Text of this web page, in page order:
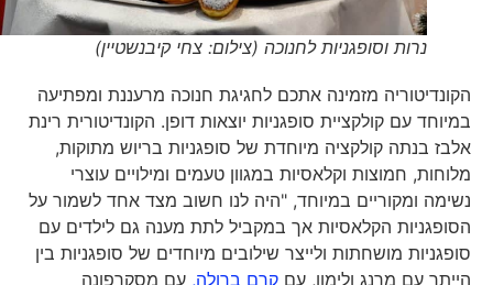
נרות וסופגניות לחנוכה (צילום: צחי קיבנשטיין)
הקונדיטוריה מזמינה אתכם לחגיגת חנוכה מרעננת ומפתיעה
במיוחד עם קולקציית סופגניות יוצאות דופן. הקונדיטורית רינת
אלבז בנתה קולקציה מיוחדת של סופגניות בריוש מתוקות,
מלוחות, חמוצות וקלאסיות במגוון טעמים ומילויים עוצרי
נשימה ומקוריים במיוחד, "היה לנו חשוב מצד אחד לשמור על
הסופגניות הקלאסיות אך במקביל לתת מענה גם לילדים עם
סופגניות מושחתות ולייצר שילובים מיוחדים של סופגניות בין
הייתר עם מרנג ולימון, עםקרם ברולה,עם מסקרפונה